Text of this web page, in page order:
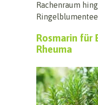
Rachenraum
Rosmarin für
Rheuma